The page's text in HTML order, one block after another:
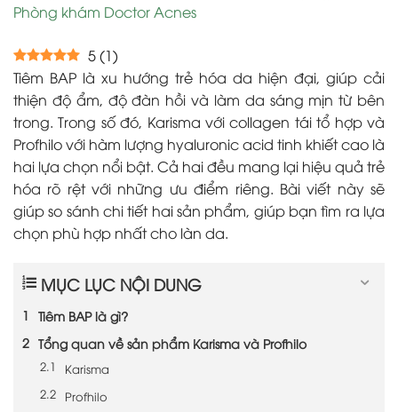
Phòng khám Doctor Acnes
5(1)
Tiêm BAP là xu hướng trẻ hóa da hiện đại, giúp cải
thiện độ ẩm, độ đàn hồi và làm da sáng mịn từ bên
trong. Trong số đó, Karisma với collagen tái tổ hợp và
Profhilo với hàm lượng hyaluronic acid tinh khiết cao là
hai lựa chọn nổi bật. Cả hai đều mang lại hiệu quả trẻ
hóa rõ rệt với những ưu điểm riêng. Bài viết này sẽ
giúp so sánh chi tiết hai sản phẩm, giúp bạn tìm ra lựa
chọn phù hợp nhất cho làn da.
MỤC LỤC NỘI DUNG
Tiêm BAP là gì?
Tổng quan về sản phẩm Karisma và Profhilo
Karisma
Profhilo